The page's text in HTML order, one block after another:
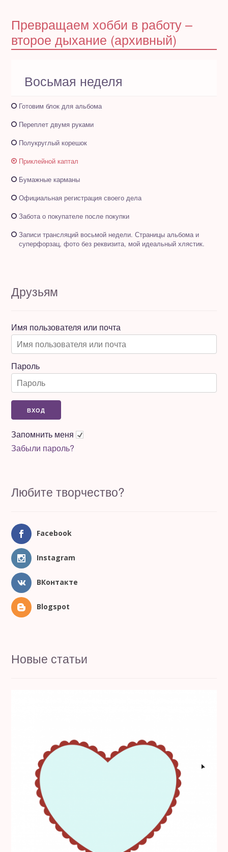
Полезное бесплатно
Для магазинов
Превращаем хобби в работу –
второе дыхание (архивный)
Восьмая неделя
Готовим блок для альбома
Переплет двумя руками
Полукруглый корешок
Приклейной каптал
Бумажные карманы
Официальная регистрация своего дела
Забота о покупателе после покупки
Записи трансляций восьмой недели. Страницы альбома и
суперфорзац, фото без реквизита, мой идеальный хлястик.
Друзьям
Имя пользователя или почта
Пароль
Запомнить меня
Забыли пароль?
Любите творчество?
Facebook
Instagram
ВКонтакте
Blogspot
Новые статьи